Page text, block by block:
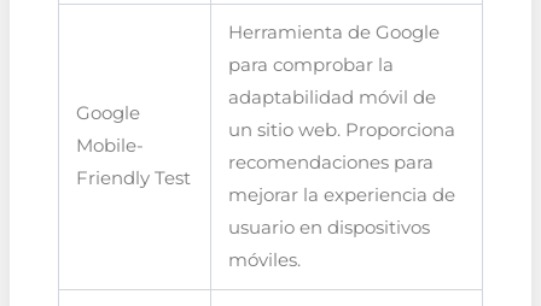
Google
Mobile-
Friendly Test
Herramienta de Google
para comprobar la
adaptabilidad móvil de
un sitio web. Proporciona
recomendaciones para
mejorar la experiencia de
usuario en dispositivos
móviles.